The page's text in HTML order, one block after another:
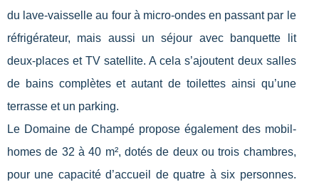
du lave-vaisselle au four à micro-ondes en passant par le
réfrigérateur, mais aussi un séjour avec banquette lit
deux-places et TV satellite. A cela s’ajoutent deux salles
de bains complètes et autant de toilettes ainsi qu’une
terrasse et un parking.
Le Domaine de Champé propose également des mobil-
homes de 32 à 40 m², dotés de deux ou trois chambres,
pour une capacité d’accueil de quatre à six personnes.